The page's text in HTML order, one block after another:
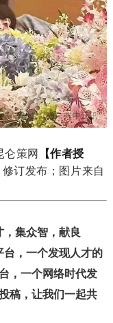
仑策网 【作者授
修订发布；图片来自
集众智，献良
台，一个发现人才的
，一个网络时代发
稿，让我们一起共